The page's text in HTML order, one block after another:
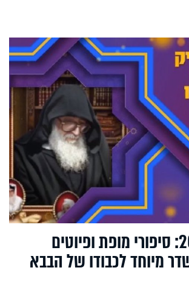
החל מ-20:30: סיפורי מופת ופיוטים
מיוחד לכבודו של הבבא